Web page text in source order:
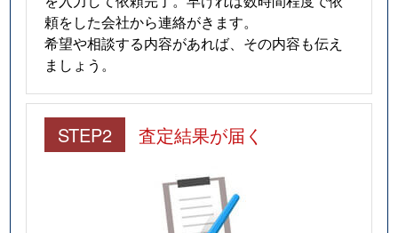
頼をした会社から連絡がきます。
希望や相談する内容があれば、その内容も伝え
ましょう。
STEP2 査定結果が届く